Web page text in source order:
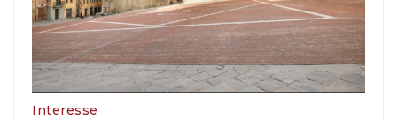
Interesse